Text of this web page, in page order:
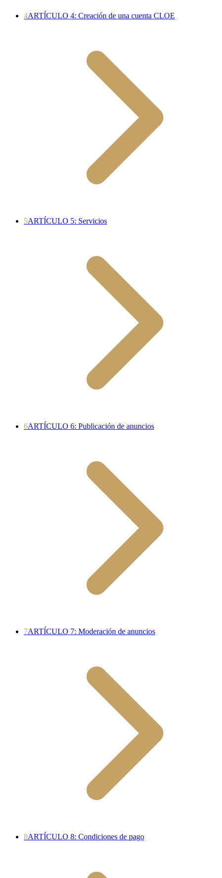
4ARTÍCULO 4: Creación de una cuenta CLOE
5ARTÍCULO 5: Servicios
6ARTÍCULO 6: Publicación de anuncios
7ARTÍCULO 7: Moderación de anuncios
8ARTÍCULO 8: Condiciones de pago